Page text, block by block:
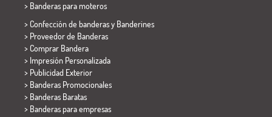
> Banderas para moteros
> Confección de banderas y Banderines
> Proveedor de Banderas
> Comprar Bandera
> Impresión Personalizada
> Publicidad Exterior
> Banderas Promocionales
> Banderas Baratas
> Banderas para empresas